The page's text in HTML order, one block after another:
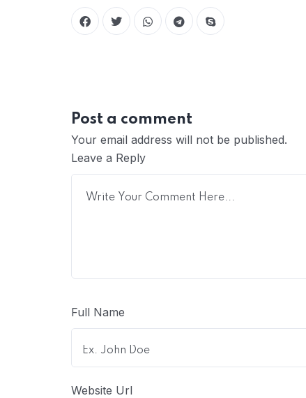
Post a comment
Your email address will not be published.
Leave a Reply
Full Name
Website Url